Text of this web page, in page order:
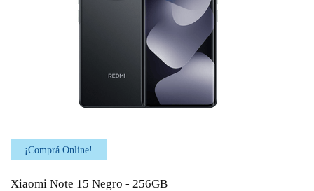
¡Comprá Online!
Xiaomi Note 15 Negro - 256GB